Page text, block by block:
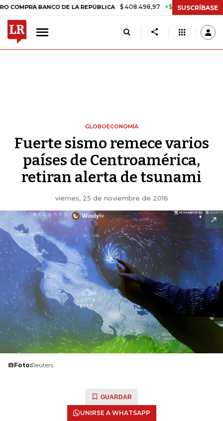
BANCO DE LA REPÚBLICA $ 408.498,97 +$ 8.753,81 +2,19%
SUSCRÍBASE
GLOBOECONOMÍA
Fuerte sismo remece varios
países de Centroamérica,
retiran alerta de tsunami
viernes, 25 de noviembre de 2016
Foto:Reuters
GUARDAR
UNIRSE A WHATSAPP